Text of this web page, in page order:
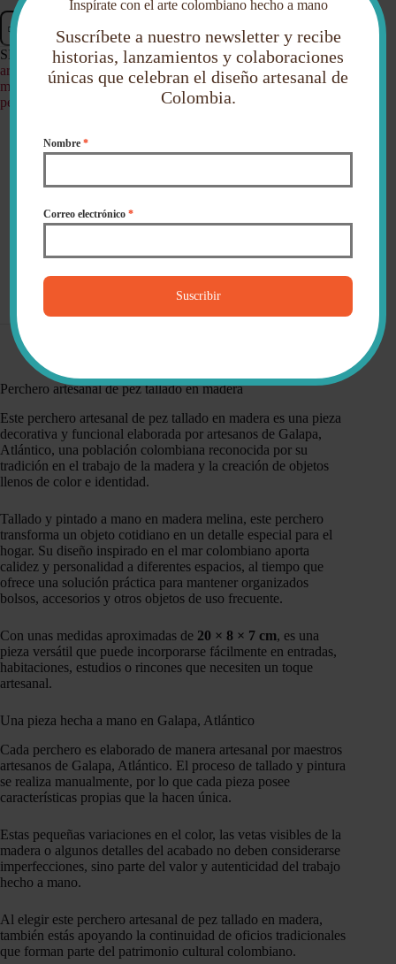
Perchero
artesanal
de
pez
tallado
en
madera
Añadir al carrito
SKU: N/D Categorías:Hogar,Decoración Etiquetas:
artesanías colombianas
decoración de pared,
decoración
marina
Galapa Atlántico,hecho a mano en Colombia,
percheros artesanales
Descripción
Valoraciones (0)
Perchero artesanal de pez tallado en madera
Este perchero artesanal de pez tallado en madera es una pieza
decorativa y funcional elaborada por artesanos de Galapa,
Atlántico, una población colombiana reconocida por su
tradición en el trabajo de la madera y la creación de objetos
llenos de color e identidad.
Tallado y pintado a mano en madera melina, este perchero
transforma un objeto cotidiano en un detalle especial para el
hogar. Su diseño inspirado en el mar colombiano aporta
calidez y personalidad a diferentes espacios, al tiempo que
ofrece una solución práctica para mantener organizados
bolsos, accesorios y otros objetos de uso frecuente.
Con unas medidas aproximadas de 20 × 8 × 7 cm, es una
pieza versátil que puede incorporarse fácilmente en entradas,
habitaciones, estudios o rincones que necesiten un toque
artesanal.
Una pieza hecha a mano en Galapa, Atlántico
Cada perchero es elaborado de manera artesanal por maestros
artesanos de Galapa, Atlántico. El proceso de tallado y pintura
se realiza manualmente, por lo que cada pieza posee
características propias que la hacen única.
Estas pequeñas variaciones en el color, las vetas visibles de la
madera o algunos detalles del acabado no deben considerarse
imperfecciones, sino parte del valor y autenticidad del trabajo
hecho a mano.
Al elegir este perchero artesanal de pez tallado en madera,
también estás apoyando la continuidad de oficios tradicionales
que forman parte del patrimonio cultural colombiano.
Inspírate con el arte colombiano hecho a mano
Suscríbete a nuestro newsletter y recibe
historias, lanzamientos y colaboraciones
únicas que celebran el diseño artesanal de
Colombia.
Nombre*
Correo electrónico*
Suscribir